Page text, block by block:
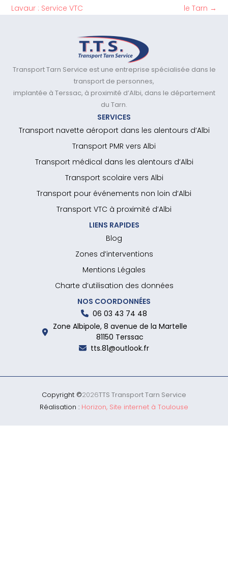
Lavaur : Service VTC
le Tarn →
Transport Tarn Service est une entreprise spécialisée dans le
transport de personnes,
implantée à Terssac, à proximité d’Albi, dans le département
du Tarn.
SERVICES
Transport navette aéroport dans les alentours d’Albi
Transport PMR vers Albi
Transport médical dans les alentours d’Albi
Transport scolaire vers Albi
Transport pour événements non loin d’Albi
Transport VTC à proximité d’Albi
LIENS RAPIDES
Blog
Zones d’interventions
Mentions Légales
Charte d’utilisation des données
NOS COORDONNÉES
06 03 43 74 48
Zone Albipole, 8 avenue de la Martelle
81150 Terssac
tts.81@outlook.fr
Copyright ©2026TTS Transport Tarn Service
Réalisation : Horizon, Site internet à Toulouse